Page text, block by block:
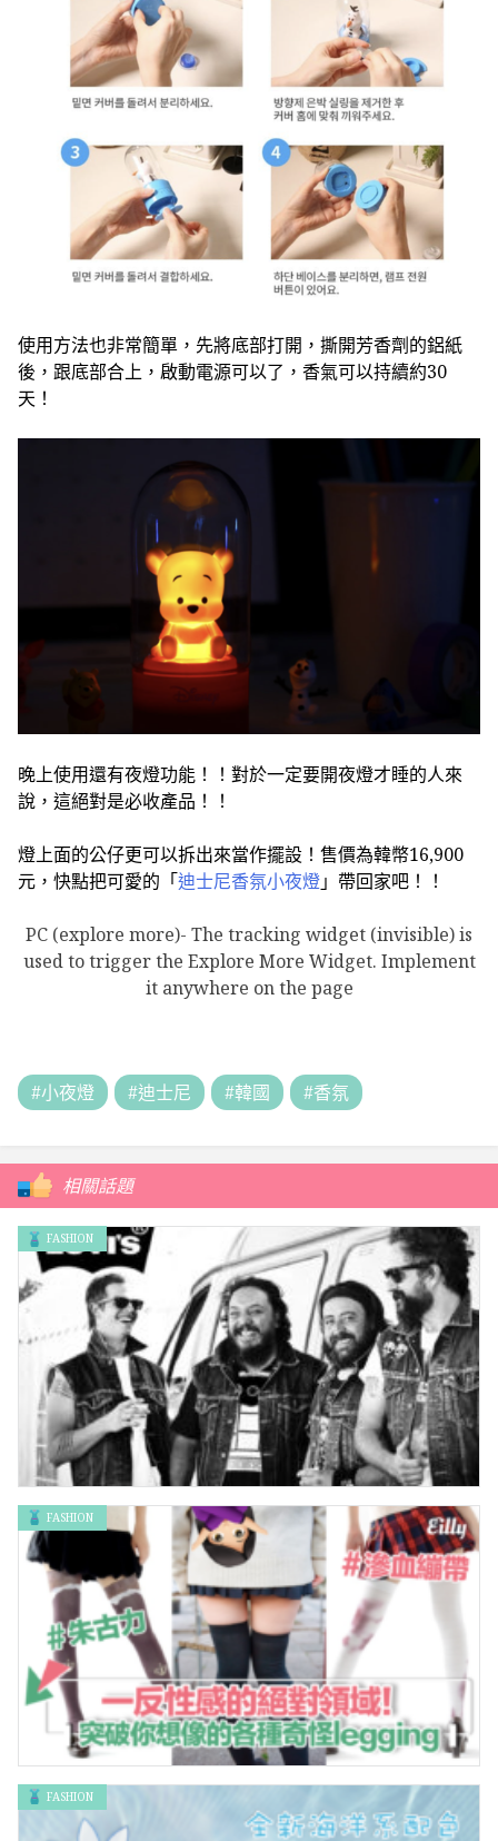
使用方法也非常簡單，先將底部打開，撕開芳香劑的鋁紙
後，跟底部合上，啟動電源可以了，香氣可以持續約30
天！
晚上使用還有夜燈功能！！對於一定要開夜燈才睡的人來
說，這絕對是必收產品！！
燈上面的公仔更可以拆出來當作擺設！售價為韓幣16,900
元，快點把可愛的「迪士尼香氛小夜燈」帶回家吧！！
PC (explore more)- The tracking widget (invisible) is
used to trigger the Explore More Widget. Implement
it anywhere on the page
#小夜燈 #迪士尼 #韓國 #香氛
相關話題
Levi’s® Type III ⽜仔褸誕生50年 全球明星一起慶祝
FASHION
一反性感的絕對領域！突破你想像的各種奇怪legging
FASHION
FASHION